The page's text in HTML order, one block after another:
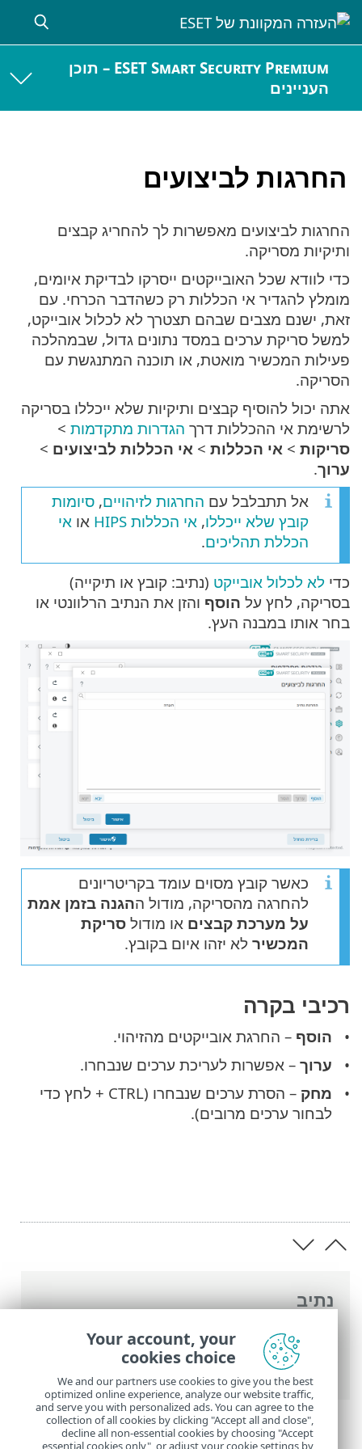
ESET Smart Security Premium – תוכן
העניינים
החרגות לביצועים
נתיב
העזרה המקוונת של ESET >
ESET Smart
Security Premium
>הגדרות מתקדמות
סריקות>החרגות > החרגות לביצועים
החרגות לביצועים מאפשרות לך להחריג קבצים
ותיקיות מסריקה.
כדי לוודא שכל האובייקטים ייסרקו לבדיקת איומים,
מומלץ להגדיר אי הכללות רק כשהדבר הכרחי. עם
זאת, ישנם מצבים שבהם תצטרך לא לכלול אובייקט,
למשל סריקת ערכים במסד נתונים גדול, שבמהלכה
פעילות המכשיר מואטת, או תוכנה המתנגשת עם
הסריקה.
אתה יכול להוסיף קבצים ותיקיות שלא ייכללו בסריקה
לרשימת אי ההכללות דרך הגדרות מתקדמות >
סריקות > אי הכללות > אי הכללות לביצועים >
ערוך.
אל תתבלבל עם החרגות לזיהויים, סיומות
קובץ שלא ייכללו, אי הכללות HIPS או אי
הכללת תהליכים.
כדי לא לכלול אובייקט (נתיב: קובץ או תיקייה)
בסריקה, לחץ על הוסף והזן את הנתיב הרלוונטי או
בחר אותו במבנה העץ.
כאשר קובץ מסוים עומד בקריטריונים
להחרגה מהסריקה, מודול ההגנה בזמן אמת
על מערכת קבצים או מודול סריקת
המכשיר לא יזהו איום בקובץ.
רכיבי בקרה
הוסף – החרגת אובייקטים מהזיהוי.
ערוך – אפשרות לעריכת ערכים שנבחרו.
מחק
– הסרת ערכים שנבחרו (CTRL + לחץ כדי
לבחור ערכים מרובים).
Your account, your
cookies choice
We and our partners use cookies to give you the best
optimized online experience, analyze our website traffic,
and serve you with personalized ads. You can agree to the
collection of all cookies by clicking "Accept all and close",
decline all non-essential cookies by choosing "Accept
essential cookies only", or adjust your cookie settings by